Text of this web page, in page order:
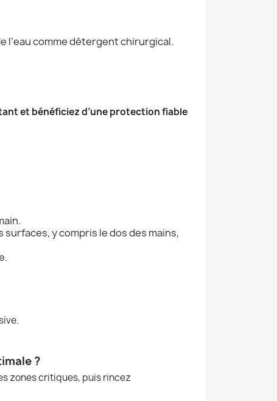
l’eau comme détergent chirurgical.
et bénéficiez d’une protection fiable
y compris le dos des mains,
?
zones critiques, puis rincez